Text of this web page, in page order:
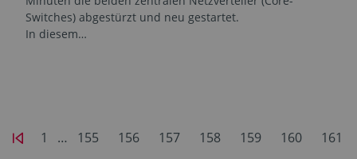
Switches) abgestürzt und neu gestartet.
In diesem…
1 … 155 156 157 158 159 160 161